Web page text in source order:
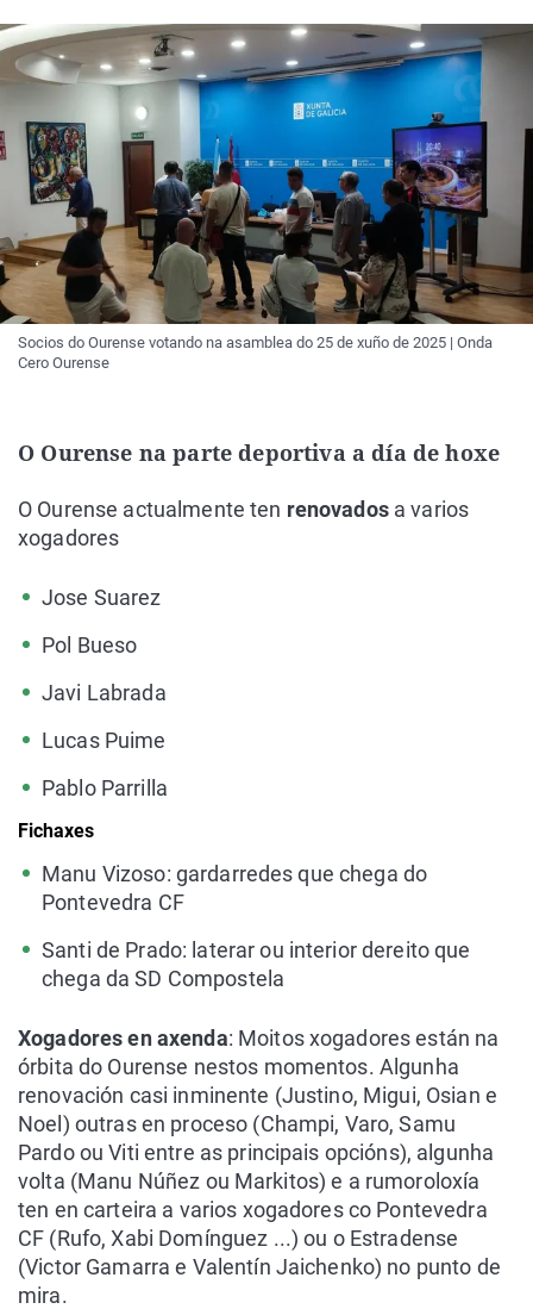
Socios do Ourense votando na asamblea do 25 de xuño de 2025 | Onda
Cero Ourense
O Ourense na parte deportiva a día de hoxe
O Ourense actualmente ten renovados a varios
xogadores
Jose Suarez
Pol Bueso
Javi Labrada
Lucas Puime
Pablo Parrilla
Fichaxes
Manu Vizoso: gardarredes que chega do
Pontevedra CF
Santi de Prado: laterar ou interior dereito que
chega da SD Compostela
Xogadores en axenda: Moitos xogadores están na
órbita do Ourense nestos momentos. Algunha
renovación casi inminente (Justino, Migui, Osian e
Noel) outras en proceso (Champi, Varo, Samu
Pardo ou Viti entre as principais opcións), algunha
volta (Manu Núñez ou Markitos) e a rumoroloxía
ten en carteira a varios xogadores co Pontevedra
CF (Rufo, Xabi Domínguez ...) ou o Estradense
(Victor Gamarra e Valentín Jaichenko) no punto de
mira.